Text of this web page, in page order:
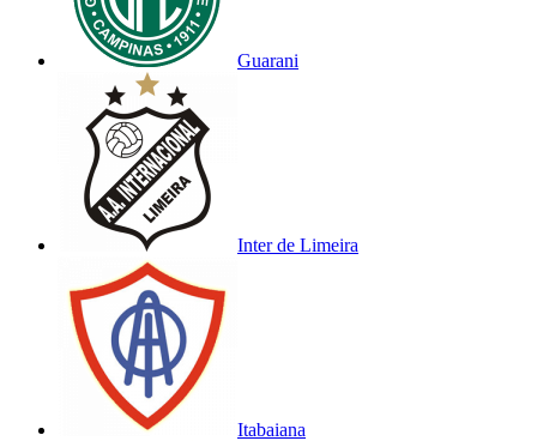
Guarani
Inter de Limeira
Itabaiana